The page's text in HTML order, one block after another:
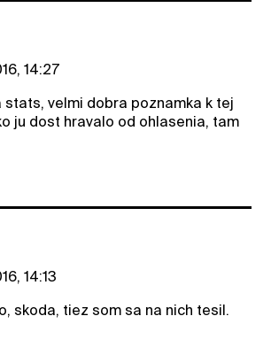
14:27
stats, velmi dobra poznamka k tej
ju dost hravalo od ohlasenia, tam
14:13
skoda, tiez som sa na nich tesil.